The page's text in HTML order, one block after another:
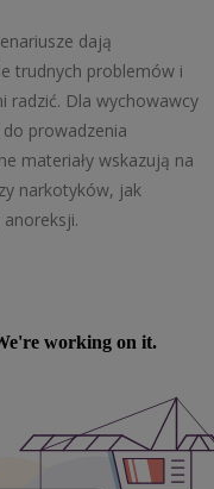
dają
trudnych problemów i
radzić. Dla wychowawcy
prowadzenia
materiały wskazują na
narkotyków, jak